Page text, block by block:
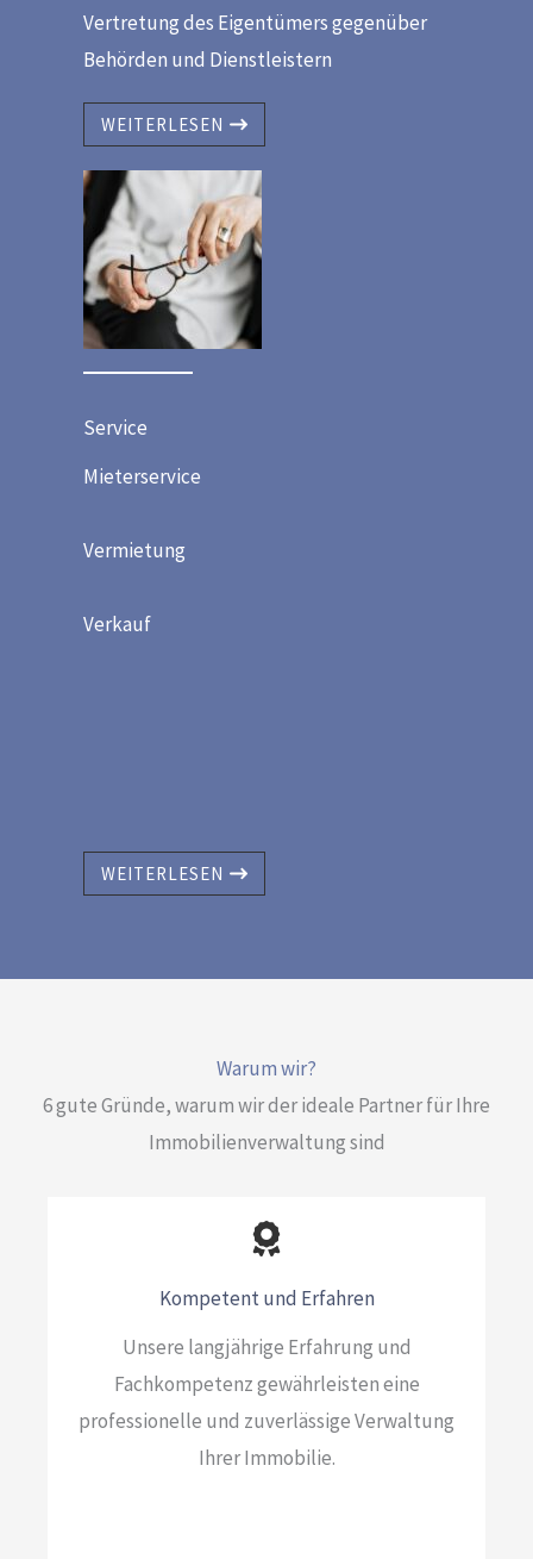
Vertretung des Eigentümers gegenüber
Behörden und Dienstleistern
WEITERLESEN
Service
Mieterservice
Vermietung
Verkauf
WEITERLESEN
Warum wir?
6 gute Gründe, warum wir der ideale Partner für Ihre
Immobilienverwaltung sind
Kompetent und Erfahren
Unsere langjährige Erfahrung und
Fachkompetenz gewährleisten eine
professionelle und zuverlässige Verwaltung
Ihrer Immobilie.